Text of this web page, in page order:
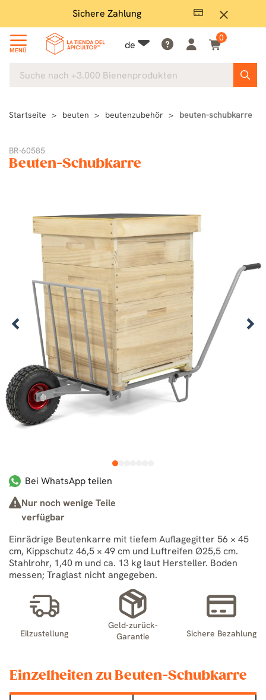
close
Sichere Zahlung
MENÜ de
0
Startseite beuten beutenzubehör beuten-schubkarre
BR-60585
Beuten-Schubkarre
1
Bei WhatsApp teilen
Nur noch wenige Teile
verfügbar
Einrädrige Beutenkarre mit tiefem Auflagegitter 56 × 45
cm, Kippschutz 46,5 × 49 cm und Luftreifen Ø25,5 cm.
Stahlrohr, 1,40 m und ca. 13 kg laut Hersteller. Boden
messen; Traglast nicht angegeben.
Eilzustellung
Geld-zurück-
Garantie
Sichere Bezahlung
Einzelheiten zu Beuten-Schubkarre